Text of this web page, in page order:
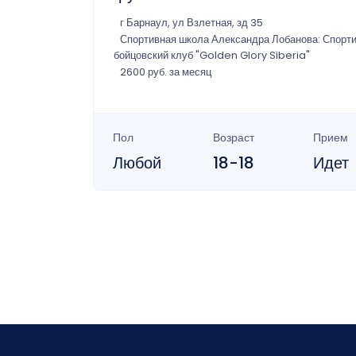
г Барнаул, ул Взлетная, зд 35
Спортивная школа Александра Лобанова:
бойцовский клуб "Golden Glory Siberia"
2600 руб. за месяц
Пол
Любой
Возраст
18-18
Прием
Идет